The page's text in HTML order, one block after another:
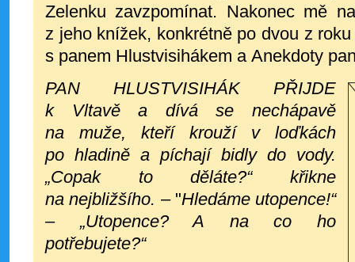
Zelenku zavzpomínat. Nakonec mě
z jeho knížek, konkrétně po dvou z
s panem Hlustvisihákem a Anekdoty
PAN HLUSTVISIHÁK PŘIJDE
k Vltavě a dívá se nechápavě
na muže, kteří krouží v loďkách
po hladině a píchají bidly do vody.
„Copak to děláte?“ křikne
na nejbližšího. – "Hledáme utopence!“
–„Utopence? A na co ho
potřebujete?“